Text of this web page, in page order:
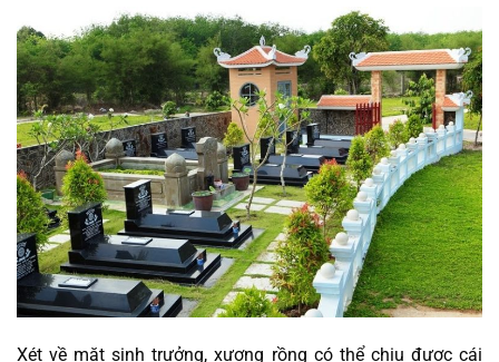
Xét về mặt sinh trưởng, xương rồng có thể chịu được cái